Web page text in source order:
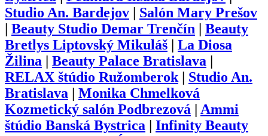
Studio An. Bardejov
Salón Mary Prešov
Beauty Studio Demar Trenčín
Beauty
Bretlys Liptovský Mikuláš
La Diosa
Žilina
Beauty Palace Bratislava
RELAX štúdio Ružomberok| Studio An.
Bratislava
Monika Chmelková
Kozmetický salón Podbrezová
Ammi
štúdio Banská Bystrica
Infinity Beauty